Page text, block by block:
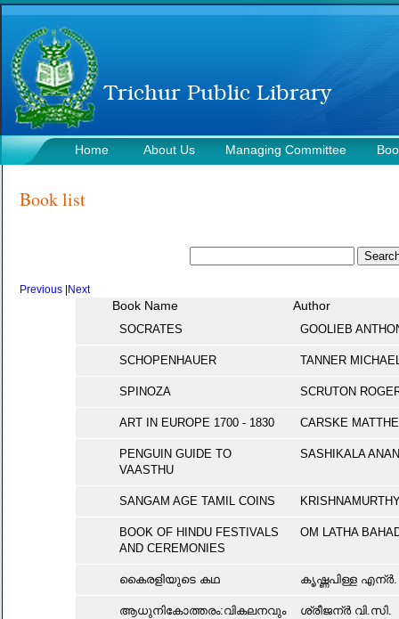
Home About Us Managing Committee
Book list
Previous| Next
Book Name Author
SOCRATES GOOLIEB
SCHOPENHAUER TANNER
SPINOZA SCRUTON
ART IN EUROPE 1700 - 1830 CARSKE
PENGUIN GUIDE TO
VAASTHU
SASHIKALA
SANGAM AGE TAMIL COINS
BOOK OF HINDU FESTIVALS
AND CEREMONIES
OM LATHA
കൈരളിയുടെ കഥ കൄഷ്ണപിള്ള എന്ർ.
ആധുനികോത്തരം:വികലനവും
ശ്രീജന്ർ വി.സി.